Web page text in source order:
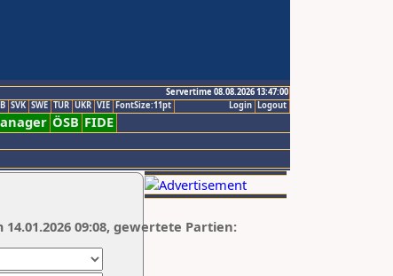
Servertime 08.08.2026 13:47:00
Logout
Login
SVK SWE TUR UKR VIE FontSize:11pt
ÖSB FIDE
09:08, gewertete Partien: